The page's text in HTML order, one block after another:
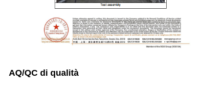
AQ/QC di qualità